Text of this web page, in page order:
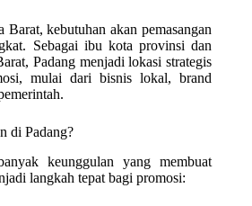
kebutuhan akan pemasangan
Sebagai ibu kota provinsi dan
Padang menjadi lokasi strategis
mulai dari bisnis lokal, brand
di Padang?
keunggulan yang membuat
langkah tepat bagi promosi: